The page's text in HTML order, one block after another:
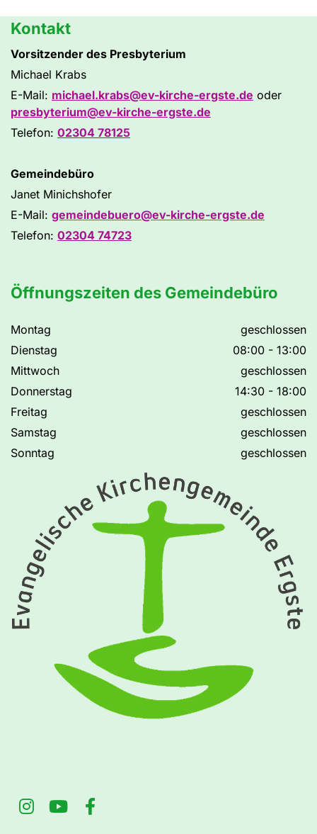
Kontakt
Vorsitzender des Presbyterium
Michael Krabs
E-Mail: michael.krabs@ev-kirche-ergste.de oder
presbyterium@ev-kirche-ergste.de
Telefon: 02304 78125
Gemeindebüro
Janet Minichshofer
E-Mail: gemeindebuero@ev-kirche-ergste.de
Telefon: 02304 74723
Öffnungszeiten des Gemeindebüro
Montag
geschlossen
Dienstag
08:00 - 13:00
Mittwoch
geschlossen
Donnerstag
14:30 - 18:00
Freitag
geschlossen
Samstag
geschlossen
Sonntag
geschlossen